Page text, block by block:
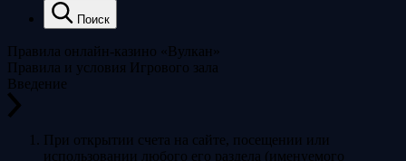
Поиск
Правила онлайн-казино «Вулкан»
Правила и условия Игрового зала
Введение
При открытии счета на сайте, посещении или
использовании любого его раздела (именуемого